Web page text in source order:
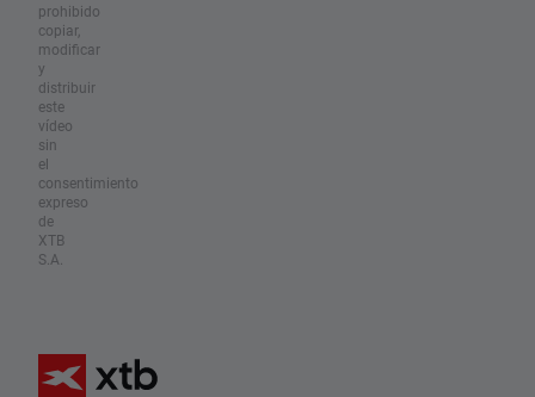
prohibido
copiar,
modificar
y
distribuir
este
vídeo
sin
el
consentimiento
expreso
de
XTB
S.A.